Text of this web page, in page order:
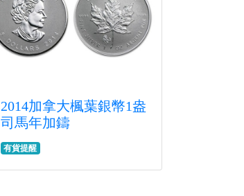
2014加拿大楓葉銀幣1盎
司馬年加鑄
有貨提醒